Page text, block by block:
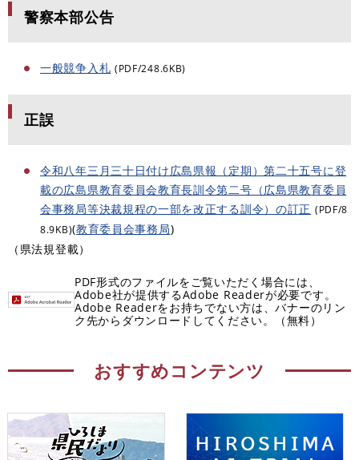
警察本部公告
一般競争入札 (PDF/248.6KB)
正誤
令和八年三月三十日付け広島県報（定期）第二十五号に登
載の広島県教育委員会教育長訓令第二号（広島県教育委員
会事務局等決裁規程の一部を改正する訓令）の訂正 (PDF/8
8.9KB)(教育委員会事務局)
（県法規登載）
PDF形式のファイルをご覧いただく場合には、
Adobe社が提供するAdobe Readerが必要です。
Adobe Readerをお持ちでない方は、バナーのリン
ク先からダウンロードしてください。（無料）
おすすめコンテンツ